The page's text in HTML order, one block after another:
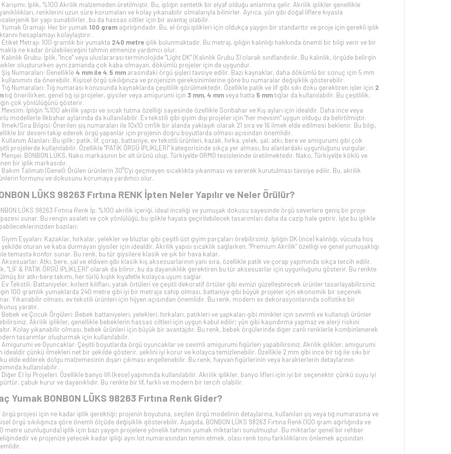
Karışımı: İplik, %100 Akrilik malzemeden üretilmiştir. Bu, ipliğin sentetik bir elyaf olduğu anlamına gelir. Akrilik iplikler genellikle
renklerini uzun süre korumaları ve kolay yıkanabilir olmalarıyla bilinirler. Ayrıca, yün gibi doğal liflere kıyasla
bir yapı sunabilirler, bu da hassas ciltler için bir avantaj olabilir.
Yumak Gramajı: Her bir yumak 100 gram ağırlığındadır. Bu, el örgü iplikleri için oldukça yaygın bir standarttır ve proje için gerekli iplik
hesaplamayı kolaylaştırır.
Etiket Metrajı: 100 gramlık bir yumakta 240 metre iplik bulunmaktadır. Bu metraj, ipliğin kalınlığı hakkında önemli bir bilgi verir ve bir
ne kadar örülebileceğini tahmin etmenize yardımcı olur.
Kalınlık Grubu: İplik, "İnce" veya uluslararası terminolojide "Light DK" (Kalınlık Grubu 3) olarak sınıflandırılır. Bu kalınlık, örgüde belirgin
oluştururken aynı zamanda çok kaba olmayan, dökümlü projeler için de uygundur.
Şiş Numaraları: Genellikle 4 mm ile 4.5 mm arasındaki örgü şişleri tavsiye edilir. Bazı kaynaklar, daha dökümlü bir sonuç için 5 mm
kullanımını da önerebilir. Kişisel örgü sıkılığınıza ve projenizin gereksinimlerine göre bu numaralar değişiklik gösterebilir.
Tığ Numaraları: Tığ numarası konusunda kaynaklarda çeşitlilik görülmektedir. Özellikle patik ve lif gibi sıkı doku gerektiren işler için 2
tığ önerilirken, genel tığ işi projeler, giysiler veya amigurumi için 3 mm, 4 mmveya hatta 5 mmtığlar da kullanılabilir. Bu çeşitlilik,
çok yönlülüğünü gösterir.
Mevsim: İpliğin %100 akrilik yapısı ve sıcak tutma özelliği sayesinde özellikle Sonbahar ve Kış ayları için idealdir. Daha ince veya
modellerle İlkbahar aylarında da kullanılabilir. Ev tekstili gibi giyim dışı projeler için "her mevsim" uygun olduğu da belirtilmiştir.
İlmek/Sıra Bilgisi: Önerilen şiş numaraları ile 10x10 cm'lik bir alanda yaklaşık olarak 21 sıra ve 16 ilmek elde edilmesi beklenir. Bu bilgi,
bir deseni takip ederek örgü yapanlar için projenin doğru boyutlarda olması açısından önemlidir.
Kullanım Alanları: Bu iplik; patik, lif, çorap, battaniye, ev tekstili ürünleri, kazak, hırka, yelek, şal, atkı, bere ve amigurumi gibi çok
projelerde kullanılabilir. Özellikle "PATİK ÖRGÜ İPLİKLERİ" kategorisinde sıkça yer alması, bu alanlardaki uygunluğunu vurgular.
Menşei: BONBON LÜKS, Nako markasının bir alt ürünü olup, Türkiye'de ORMO tesislerinde üretilmektedir. Nako, Türkiye'de köklü ve
bir iplik markasıdır.
Bakım Talimatı (Genel): Örülen ürünlerin 30°C'yi geçmeyen sıcaklıkta yıkanması ve sererek kurutulması tavsiye edilir. Bu, akrilik
formunu ve dokusunu korumaya yardımcı olur.
LÜKS 98263 Fırtına RENK İpten Neler Yapılır ve Neler Örülür?
LÜKS 98263 Fırtına Renk İp, %100 akrilik içeriği, ideal inceliği ve yumuşak dokusu sayesinde örgü severlere geniş bir proje
sunar. Bu rengin asaleti ve çok yönlülüğü, bu iplikle hayata geçirilebilecek tasarımları daha da cazip hale getirir. İşte bu iplikle
bazıları:
Giyim Eşyaları: Kazaklar, hırkalar, yelekler ve bluzlar gibi çeşitli üst giyim parçaları örebilirsiniz. İpliğin DK (ince) kalınlığı, vücuda hoş
şekilde oturan ve kaba durmayan giysiler için idealdir. Akrilik yapısı sıcaklık sağlarken, "Premium Akrilik" özelliği ve genel yumuşaklığı
temasta konfor sunar. Bu renk, bu tür giysilere klasik ve şık bir hava katar.
Aksesuarlar: Atkı, bere, şal ve eldiven gibi klasik kış aksesuarlarının yanı sıra, özellikle patik ve çorap yapımında sıkça tercih edilir.
"LİF & PATİK ÖRGÜ İPLİKLERİ" olarak da bilinir, bu da dayanıklılık gerektiren bu tür aksesuarlar için uygunluğunu gösterir. Bu renkte
bir atkı-bere takımı, her türlü kışlık kıyafetle kolayca uyum sağlar.
Ev Tekstili: Battaniyeler, kırlent kılıfları, yatak örtüleri ve çeşitli dekoratif örtüler gibi evinizi güzelleştirecek ürünler tasarlayabilirsiniz.
100 gramlık yumaklarda 240 metre gibi iyi bir metraja sahip olması, battaniye gibi büyük projeler için ekonomik bir seçenek
Yıkanabilir olması, ev tekstili ürünleri için hijyen açısından önemlidir. Bu renk, modern ev dekorasyonlarında sofistike bir
yaratır.
Bebek ve Çocuk Örgüleri: Bebek battaniyeleri, yelekleri, hırkaları, patikleri ve şapkaları gibi minikler için sevimli ve kullanışlı ürünler
Akrilik iplikler, genellikle bebeklerin hassas ciltleri için uygun kabul edilir; yün gibi kaşındırma yapmaz ve alerji riskini
Kolay yıkanabilir olması, bebek ürünleri için büyük bir avantajdır. Bu renk, bebek örgülerinde diğer canlı renklerle kombinlenerek
tasarımlar oluşturmak için kullanılabilir.
Amigurumi ve Oyuncaklar: Çeşitli boyutlarda örgü oyuncaklar ve sevimli amigurumi figürleri yapabilirsiniz. Akrilik iplikler, amigurumi
idealdir çünkü ilmekleri net bir şekilde gösterir, şeklini iyi korur ve kolayca temizlenebilir. Özellikle 2 mm gibi ince bir tığ ile sıkı bir
elde edilerek dolgu malzemesinin dışarı çıkması engellenebilir. Bu renk, hayvan figürlerinin veya karakterlerin detaylarının
kullanılabilir.
Diğer El İşi Projeleri: Özellikle banyo lifi (kese) yapımında kullanılabilir. Akrilik iplikler, banyo lifleri için iyi bir seçenektir çünkü suyu iyi
çabuk kurur ve dayanıklıdır. Bu renkte bir lif, farklı ve modern bir tercih olabilir.
Yumak BONBON LÜKS 98263 Fırtına Renk Gider?
örgü projesi için ne kadar iplik gerektiği; projenin boyutuna, seçilen örgü modelinin detaylarına, kullanılan şiş veya tığ numarasına ve
örgü sıkılığınıza göre önemli ölçüde değişiklik gösterebilir. Aşağıda, BONBON LÜKS 98263 Fırtına Renk (100 gram ağırlığında ve
metre uzunluğunda) iplik için bazı yaygın projelere yönelik tahmini yumak miktarları sunulmuştur. Bu miktarlar genel bir rehber
ve projenize yetecek kadar ipliği aynı lot numarasından temin etmek, olası renk tonu farklılıklarını önlemek açısından